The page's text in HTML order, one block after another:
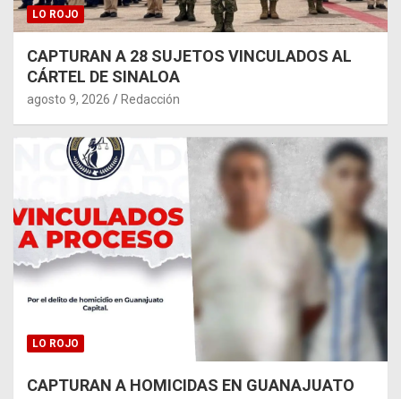
LO ROJO
CAPTURAN A 28 SUJETOS VINCULADOS AL
CÁRTEL DE SINALOA
agosto 9, 2026 Redacción
LO ROJO
CAPTURAN A HOMICIDAS EN GUANAJUATO